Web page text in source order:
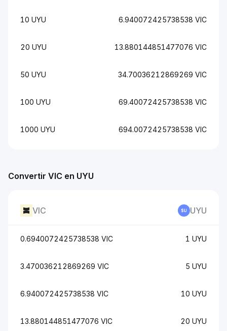
Convertir VIC en UYU
VIC UYU
0.6940072425738538 VIC 1 UYU
3.470036212869269 VIC 5 UYU
6.940072425738538 VIC 10 UYU
13.880144851477076 VIC 20 UYU
10 UYU 6.940072425738538 VIC
20 UYU 13.880144851477076 VIC
50 UYU 34.70036212869269 VIC
100 UYU 69.40072425738538 VIC
1000 UYU 694.0072425738538 VIC